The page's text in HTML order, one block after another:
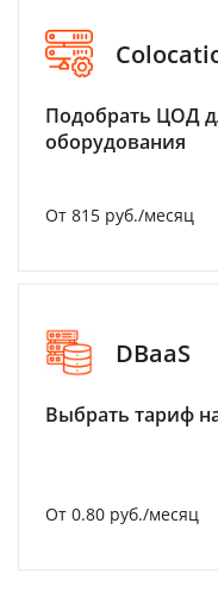
Подобрать ЦОД
оборудования
От 815 руб./месяц
DBaaS
Выбрать тариф
От 0.80 руб./месяц